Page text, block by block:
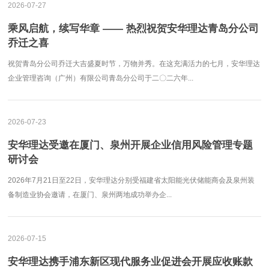
2026-07-27
乘风启航，续写华章 —— 热烈祝贺安华理达青岛分公司
乔迁之喜
祝贺青岛分公司乔迁大吉盛夏时节，万物并秀。在这充满活力的七月，安华理达
企业管理咨询（广州）有限公司青岛分公司于二〇二六年...
2026-07-23
安华理达受邀在厦门、泉州开展企业信用风险管理专题
研讨会
2026年7月21日至22日，安华理达分别受福建省太阳能光伏储能商会及泉州装
备制造业协会邀请，在厦门、泉州两地成功举办企...
2026-07-15
安华理达携手浦东新区现代服务业促进会开展应收账款